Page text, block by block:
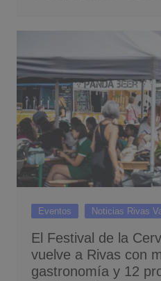
Eventos Noticias Rivas
El Festival de la
vuelve a Rivas con
gastronomía y 12